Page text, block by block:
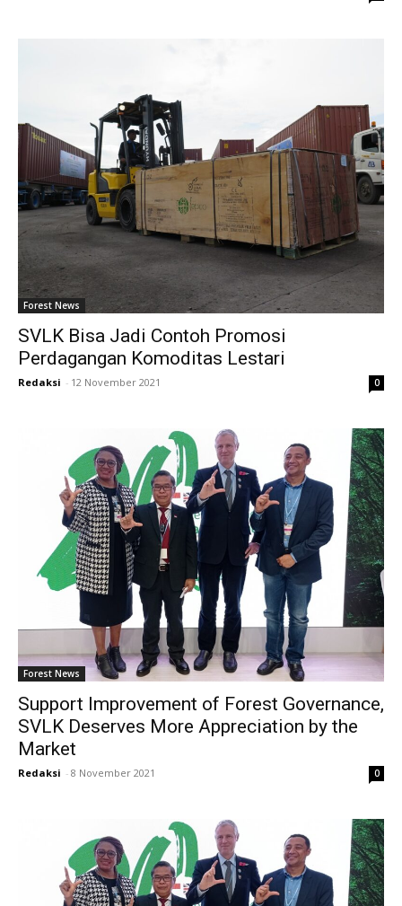
Forest News
SVLK Bisa Jadi Contoh Promosi
Perdagangan Komoditas Lestari
Redaksi - 12 November 2021 0
Forest News
Support Improvement of Forest Governance,
SVLK Deserves More Appreciation by the
Market
Redaksi - 8 November 2021 0